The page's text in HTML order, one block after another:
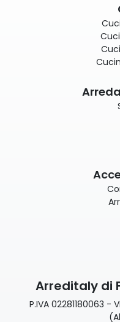
Arreditaly di
P.IVA 02281180063 -